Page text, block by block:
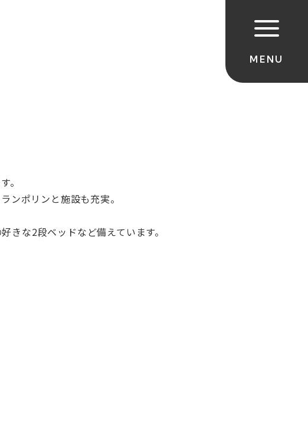
。
ンポリンと施設も充実。
きな2段ベッドなど備えています。